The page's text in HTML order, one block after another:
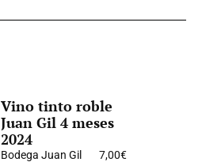
Vino tinto roble
Juan Gil 4 meses
2024
Bodega Juan Gil 7,00€